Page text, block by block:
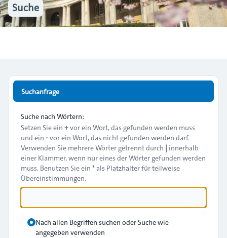
Suche
Suchanfrage
Suche nach Wörtern:
Setzen Sie ein +vor ein Wort, das gefunden werden muss
und ein -vor ein Wort, das nicht gefunden werden darf.
Verwenden Sie mehrere Wörter getrennt durch | innerhalb
einer Klammer, wenn nur eines der Wörter gefunden werden
muss. Benutzen Sie ein * als Platzhalter für teilweise
Übereinstimmungen.
Nach allen Begriffen suchen oder Suche wie
angegeben verwenden